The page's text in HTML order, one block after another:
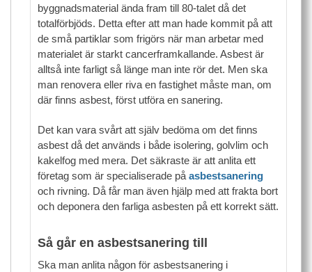
byggnadsmaterial ända fram till 80-talet då det
totalförbjöds. Detta efter att man hade kommit på att
de små partiklar som frigörs när man arbetar med
materialet är starkt cancerframkallande. Asbest är
alltså inte farligt så länge man inte rör det. Men ska
man renovera eller riva en fastighet måste man, om
där finns asbest, först utföra en sanering.
Det kan vara svårt att själv bedöma om det finns
asbest då det används i både isolering, golvlim och
kakelfog med mera. Det säkraste är att anlita ett
företag som är specialiserade påasbestsanering
och rivning. Då får man även hjälp med att frakta bort
och deponera den farliga asbesten på ett korrekt sätt.
Så går en asbestsanering till
Ska man anlita någon för asbestsanering i